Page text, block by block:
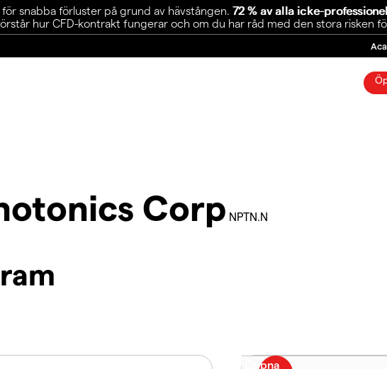
snabba förluster på grund av hävstången. 72 % av alla icke-
hur CFD-kontrakt fungerar och om du har råd med den stora risken
Corp NPTN.N